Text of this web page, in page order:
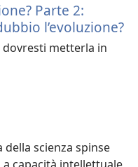
Parte 2:
l’evoluzione?
dovresti metterla in
scienza spinse